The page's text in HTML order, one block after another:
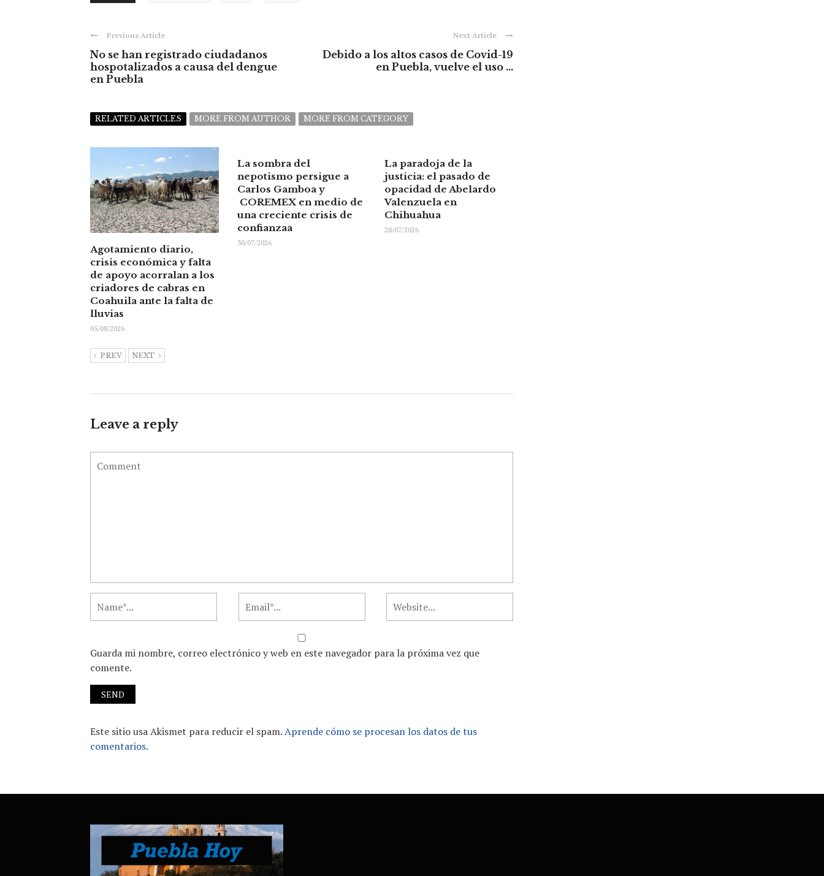
Previous Article
No se han registrado ciudadanos
hospotalizados a causa del dengue
en Puebla
Next Article
Debido a los altos casos de Covid-19
en Puebla, vuelve el uso ...
RELATED ARTICLES MORE FROM AUTHOR MORE FROM CATEGORY
Agotamiento diario,
crisis económica y falta
de apoyo acorralan a los
criadores de cabras en
Coahuila ante la falta de
lluvias
05/08/2026
La sombra del
nepotismo persigue a
Carlos Gamboa y
COREMEX en medio de
una creciente crisis de
confianzaa
30/07/2026
La paradoja de la
justicia: el pasado de
opacidad de Abelardo
Valenzuela en
Chihuahua
28/07/2026
PREV NEXT
Leave a reply
Guarda mi nombre, correo electrónico y web en este navegador para la próxima vez que
comente.
Este sitio usa Akismet para reducir el spam.Aprende cómo se procesan los datos de tus
comentarios.